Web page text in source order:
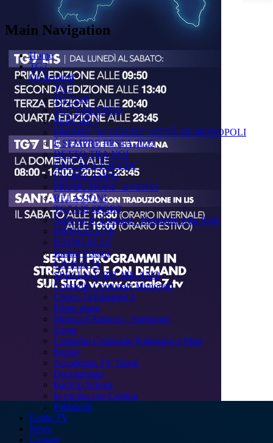
Main Navigation
Home
TG7
On demand
TG7
TG7 LIS
TG7 TARANTO
PERCHÉ ?
PREMIO "IL GOZZO" CITTÀ DI MONOPOLI
È SEMPRE FESTA 2025
DETTO TRA NOI
FACCIA A FACCIA
FUORICAMPO
PRODUZIONI - EVENTI
RELAZIONI
TG7 LIS SPORT
Sulla via di Emmaus - Domande sulla Fede
INFOSALUTE
RADIO ELLE
Buona Visione
CIVICO 74
SPECIALE BIT MILANO
Consiglio Comunale Monopoli
Civico 74 Edizione 2
Primo piano
Musica d'Attracco - Spettacoli
Zoom
Consiglio Comunale Polignano a Mare
Replay
Accademia TV Talent
Documentari
Back to School
In cucina con Cristina
Pubblicità
Guida TV
News
Contatti